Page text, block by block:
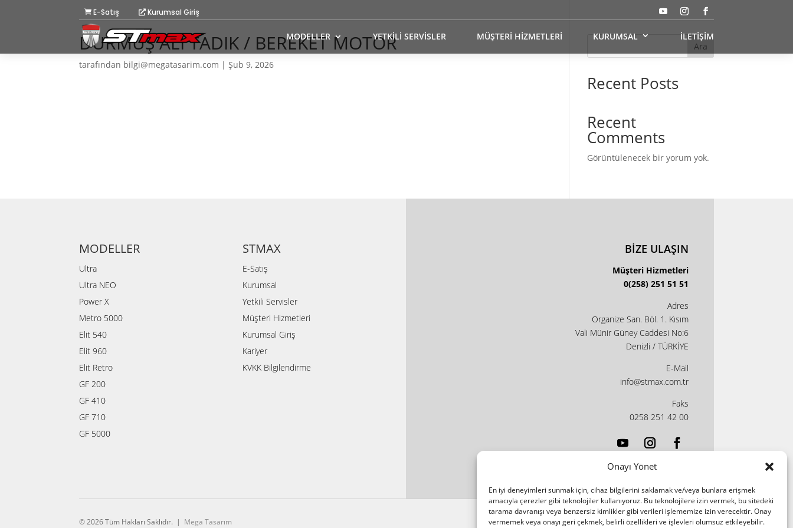
Onayı Yönet
En iyi deneyimleri sunmak için, cihaz bilgilerini saklamak ve/veya bunlara erişmek
amacıyla çerezler gibi teknolojiler kullanıyoruz. Bu teknolojilere izin vermek, bu sitedeki
tarama davranışı veya benzersiz kimlikler gibi verileri işlememize izin verecektir. Onay
vermemek veya onayı geri çekmek, belirli özellikleri ve işlevleri olumsuz etkileyebilir.
E-Satış Kurumsal Giriş
MODELLER YETKİLİ SERVİSLER MÜŞTERİ HİZMETLERİ KURUMSAL İLETİŞİM
DURMUŞ ALİ TADIK / BEREKET MOTOR
tarafından bilgi@megatasarim.com |Şub 9, 2026
Ara
Recent Posts
Recent
Comments
Görüntülenecek bir yorum yok.
MODELLER
Ultra
Ultra NEO
Power X
Metro 5000
Elit 540
Elit 960
Elit Retro
GF 200
GF 410
GF 710
GF 5000
STMAX
E-Satış
Kurumsal
Yetkili Servisler
Müşteri Hizmetleri
Kurumsal Giriş
Kariyer
KVKK Bilgilendirme
BİZE ULAŞIN
Müşteri Hizmetleri
0(258) 251 51 51
Adres
Organize San. Böl. 1. Kısım
Vali Münir Güney Caddesi No:6
Denizli / TÜRKİYE
E-Mail
info@stmax.com.tr
Faks
0258 251 42 00
© 2026 Tüm Hakları Saklıdır. | Mega Tasarım